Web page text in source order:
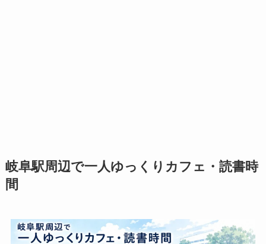
岐阜駅周辺で一人ゆっくりカフェ・読書時
間